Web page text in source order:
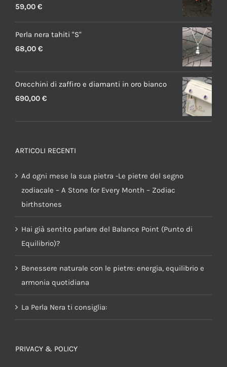
Valutato
5.00 su 5
59,00 €
Perla nera tahiti "S"
68,00 €
Orecchini di zaffiro e diamanti in oro bianco
690,00 €
ARTICOLI RECENTI
Ad ogni mese la sua pietra -Le pietre del segno
zodiacale – A Stone for Every Month – Zodiac
birthstones
Hai già sentito parlare del Balance Point (Punto di
Equilibrio)?
Benessere naturale con le pietre: energia, equilibrio e
armonia quotidiana
La Perla Nera ti consiglia:
PRIVACY & POLICY